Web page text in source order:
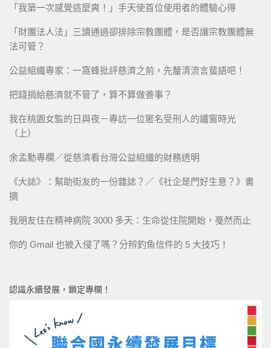
「我第一次感覺這麼爽！」手天使首位使用者的體驗心得
「財團法人法」三讀通過卻排除宗教團體，是否讓宗教團體無
法可管？
公益組織專家：一窩蜂批評慈濟之前，先釐清流言蜚語吧！
把錢捐給慈濟就不管了，算不算做善事？
我在桃園女監的日與夜－專訪一位匿名受刑人的鐵窗時光
（上）
余孟勳專欄／從慈濟看台灣公益組織的財務透明
《大誌》：幫助街友的一份雜誌？／《社企是門好生意？》書
摘
我朋友住在精神病院 3000 多天：生命從住院開始，戞然而止
你的 Gmail 也被入侵了嗎？分辨釣魚信件的 5 大技巧！
認識永續發展，鎖定專欄！